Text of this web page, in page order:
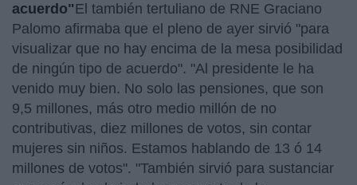
acuerdo"El también tertuliano de RNE Graciano
Palomo afirmaba que el pleno de ayer sirvió "para
visualizar que no hay encima de la mesa posibilidad
de ningún tipo de acuerdo". "Al presidente le ha
venido muy bien. No solo las pensiones, que son
9,5 millones, más otro medio millón de no
contributivas, diez millones de votos, sin contar
mujeres sin niños. Estamos hablando de 13 ó 14
millones de votos". "También sirvió para sustanciar